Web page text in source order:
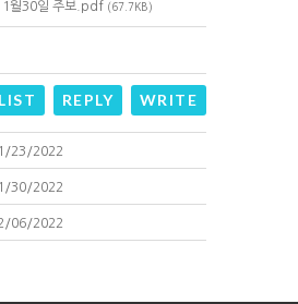
1월30일 주보.pdf (67.7KB)
LIST REPLY WRITE
23/2022
30/2022
06/2022